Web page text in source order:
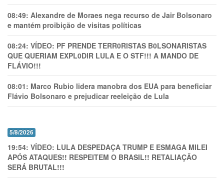
08:49: Alexandre de Moraes nega recurso de Jair Bolsonaro
e mantém proibição de visitas políticas
08:24: VÍDEO: PF PRENDE TERR0RlSTAS B0LSONARlSTAS
QUE QUERIAM EXPL0DlR LULA E O STF!!! A MANDO DE
FLÁVIO!!!
08:01: Marco Rubio lidera manobra dos EUA para beneficiar
Flávio Bolsonaro e prejudicar reeleição de Lula
5/8/2026
19:54: VÍDEO: LULA DESPEDAÇA TRUMP E ESMAGA MILEI
APÓS ATAQUES!! RESPEITEM O BRASIL!! RETALIAÇÃO
SERÁ BRUTAL!!!